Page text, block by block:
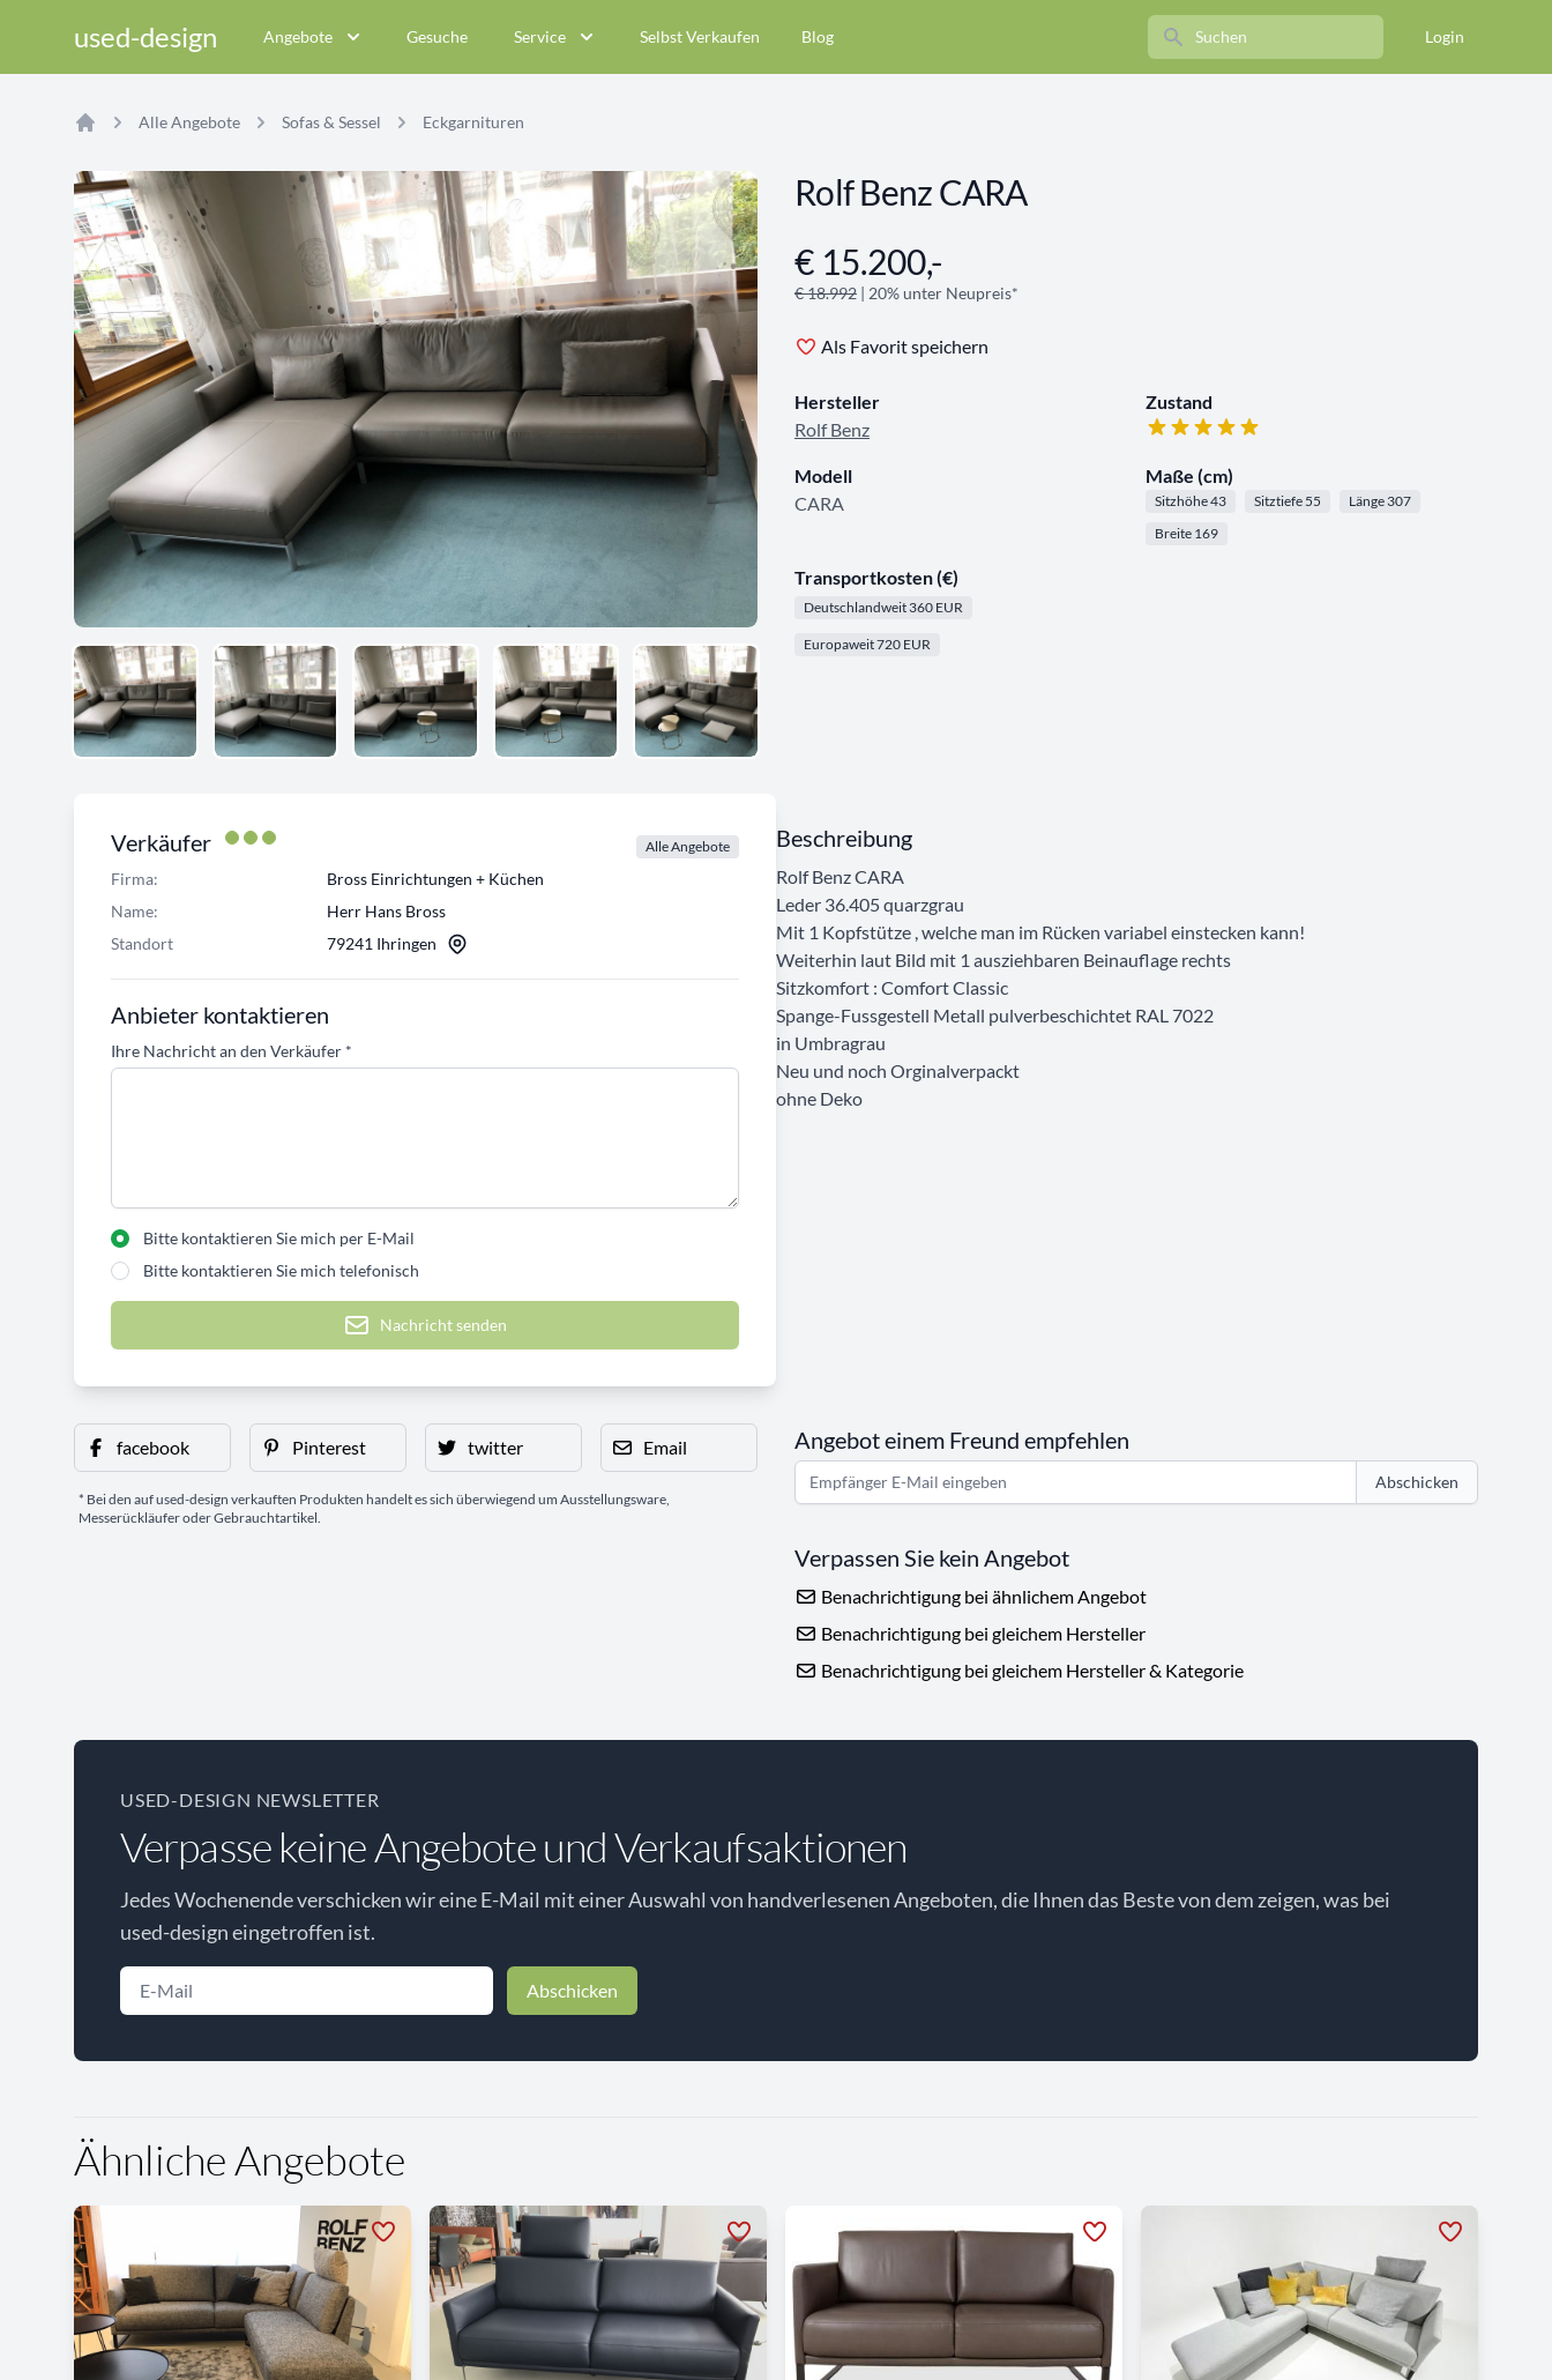
used-design Angebote Gesuche Service Selbst Verkaufen Blog Search Login
Alle Angebote Sofas & Sessel Eckgarnituren
Rolf Benz CARA
Angebotsinformationen
€ 15.200,-
€ 18.992 | 20% unter Neupreis*
Als Favorit speichern
Hersteller
Rolf Benz
Zustand
Modell
CARA
Maße (cm)
Sitzhöhe 43 Sitztiefe 55
Länge 307
Breite 169
Transportkosten (€)
Deutschlandweit 360 EUR
Europaweit 720 EUR
Verkäufer Alle Angebote
Firma:
Bross Einrichtungen + Küchen
Name:
Herr Hans Bross
Standort
79241 Ihringen
Anbieter kontaktieren
Ihre Nachricht an den Verkäufer *
Bitte kontaktieren Sie mich per E-Mail
Bitte kontaktieren Sie mich telefonisch
Nachricht senden
Beschreibung
Rolf Benz CARA
Leder 36.405 quarzgrau
Mit 1 Kopfstütze , welche man im Rücken variabel einstecken kann!
Weiterhin laut Bild mit 1 ausziehbaren Beinauflage rechts
Sitzkomfort : Comfort Classic
Spange-Fussgestell Metall pulverbeschichtet RAL 7022
in Umbragrau
Neu und noch Orginalverpackt
ohne Deko
facebook Pinterest twitter Email
* Bei den auf used-design verkauften Produkten handelt es sich überwiegend um Ausstellungsware,
Messerückläufer oder Gebrauchtartikel.
Angebot einem Freund empfehlen
Abschicken
Verpassen Sie kein Angebot
Benachrichtigung bei ähnlichem Angebot
Benachrichtigung bei gleichem Hersteller
Benachrichtigung bei gleichem Hersteller & Kategorie
USED-DESIGN NEWSLETTER
Verpasse keine Angebote und Verkaufsaktionen
Jedes Wochenende verschicken wir eine E-Mail mit einer Auswahl von handverlesenen Angeboten, die Ihnen das Beste von dem zeigen, was bei
used-design eingetroffen ist.
Abschicken
Ähnliche Angebote